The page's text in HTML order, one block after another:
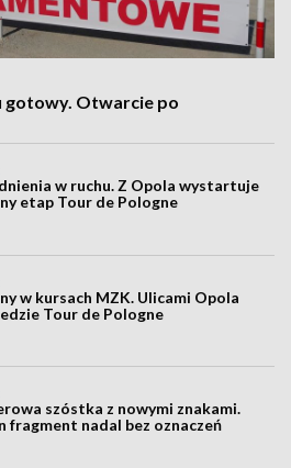
gotowy. Otwarcie po
w ruchu. Z Opola wystartuje
etap Tour de Pologne
w kursach MZK. Ulicami Opola
Tour de Pologne
szóstka z nowymi znakami.
fragment nadal bez oznaczeń